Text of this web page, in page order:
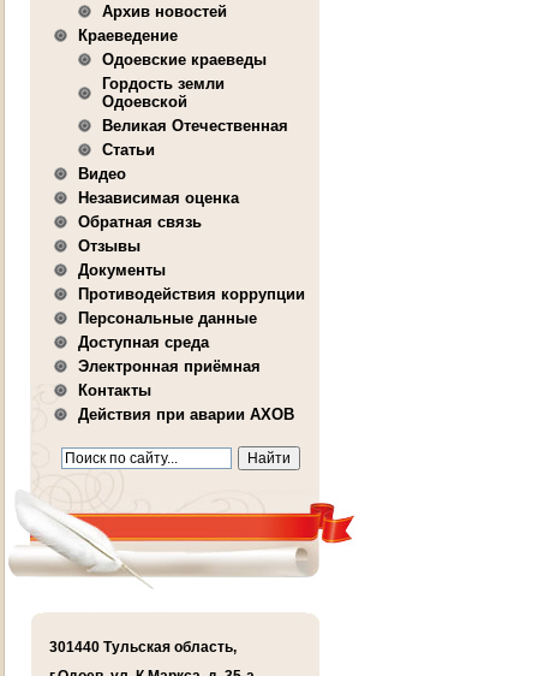
Архив новостей
Краеведение
Одоевские краеведы
Гордость земли
Одоевской
Великая Отечественная
Статьи
Видео
Независимая оценка
Обратная связь
Отзывы
Документы
Противодействия коррупции
Персональные данные
Доступная среда
Электронная приёмная
Контакты
Действия при аварии АХОВ
301440 Тульская область,